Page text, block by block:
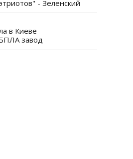
- Зеленский
в Киеве
завод